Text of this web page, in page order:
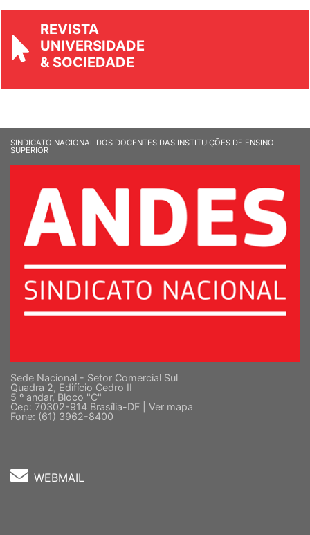
REVISTA
UNIVERSIDADE
& SOCIEDADE
SINDICATO NACIONAL DOS DOCENTES DAS INSTITUIÇÕES DE ENSINO
SUPERIOR
Sede Nacional - Setor Comercial Sul
Quadra 2, Edifício Cedro II
5 º andar, Bloco "C"
Cep: 70302-914 Brasília-DF | Ver mapa
Fone: (61) 3962-8400
WEBMAIL